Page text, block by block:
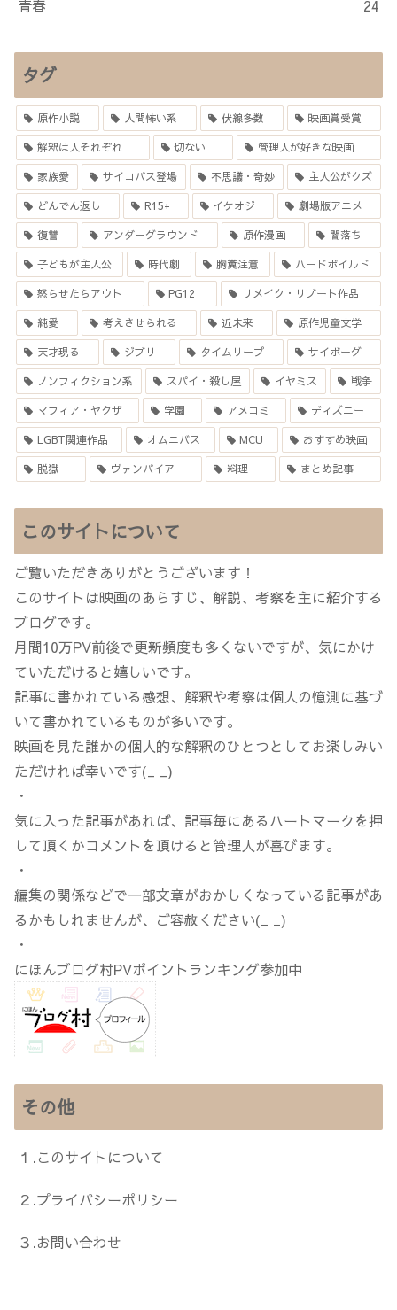
青春 24
タグ
原作小説 人間怖い系 伏線多数 映画賞受賞
解釈は人それぞれ 切ない 管理人が好きな映画
家族愛 サイコパス登場 不思議・奇妙 主人公がクズ
どんでん返し R15+ イケオジ 劇場版アニメ
復讐 アンダーグラウンド 原作漫画 闇落ち
子どもが主人公 時代劇 胸糞注意 ハードボイルド
怒らせたらアウト PG12 リメイク・リブート作品
純愛 考えさせられる 近未来 原作児童文学
天才現る ジブリ タイムリープ サイボーグ
ノンフィクション系 スパイ・殺し屋 イヤミス 戦争
マフィア・ヤクザ 学園 アメコミ ディズニー
LGBT関連作品 オムニバス MCU おすすめ映画
脱獄 ヴァンパイア 料理 まとめ記事
このサイトについて
ご覧いただきありがとうございます！
このサイトは映画のあらすじ、解説、考察を主に紹介する
ブログです。
月間10万PV前後で更新頻度も多くないですが、気にかけ
ていただけると嬉しいです。
記事に書かれている感想、解釈や考察は個人の憶測に基づ
いて書かれているものが多いです。
映画を見た誰かの個人的な解釈のひとつとしてお楽しみい
ただければ幸いです(_ _)
・
気に入った記事があれば、記事毎にあるハートマークを押
して頂くかコメントを頂けると管理人が喜びます。
・
編集の関係などで一部文章がおかしくなっている記事があ
るかもしれませんが、ご容赦ください(_ _)
・
にほんブログ村PVポイントランキング参加中
その他
１.このサイトについて
２.プライバシーポリシー
３.お問い合わせ